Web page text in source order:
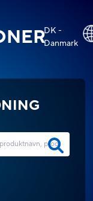
DK -
Danmark